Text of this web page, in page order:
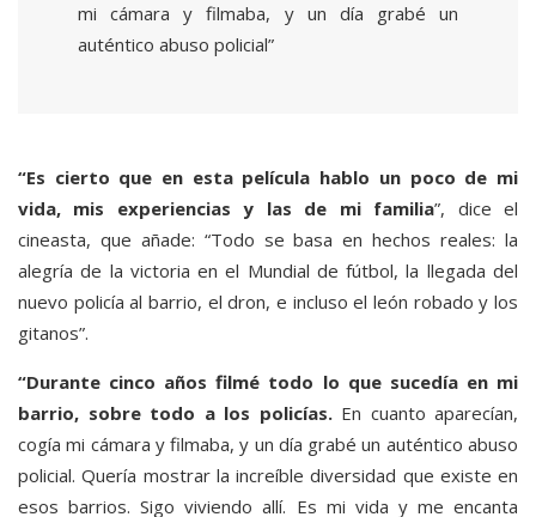
mi cámara y filmaba, y un día grabé un
auténtico abuso policial”
“Es cierto que en esta película hablo un poco de mi
vida, mis experiencias y las de mi familia”, dice el
cineasta, que añade: “Todo se basa en hechos reales: la
alegría de la victoria en el Mundial de fútbol, la llegada del
nuevo policía al barrio, el dron, e incluso el león robado y los
gitanos”.
“Durante cinco años filmé todo lo que sucedía en mi
barrio, sobre todo a los policías.En cuanto aparecían,
cogía mi cámara y filmaba, y un día grabé un auténtico abuso
policial. Quería mostrar la increíble diversidad que existe en
esos barrios. Sigo viviendo allí. Es mi vida y me encanta